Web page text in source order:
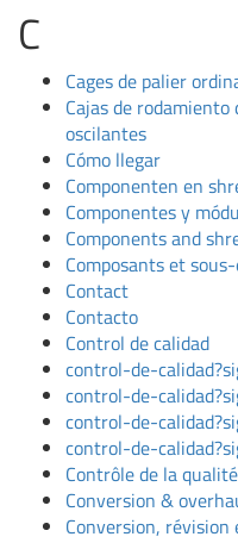
C
Cages de palier
Cajas de
oscilantes
Cómo llegar
Componenten en
Componentes y
Components and
Composants et
Contact
Contacto
Control de calidad
control-de-
control-de-
control-de-
control-de-
Contrôle de la qualité
Conversion &
Conversion,